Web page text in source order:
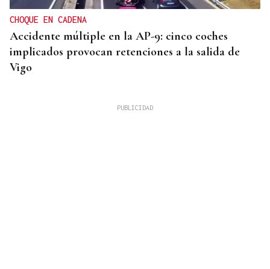
CHOQUE EN CADENA
Accidente múltiple en la AP-9: cinco coches
implicados provocan retenciones a la salida de
Vigo